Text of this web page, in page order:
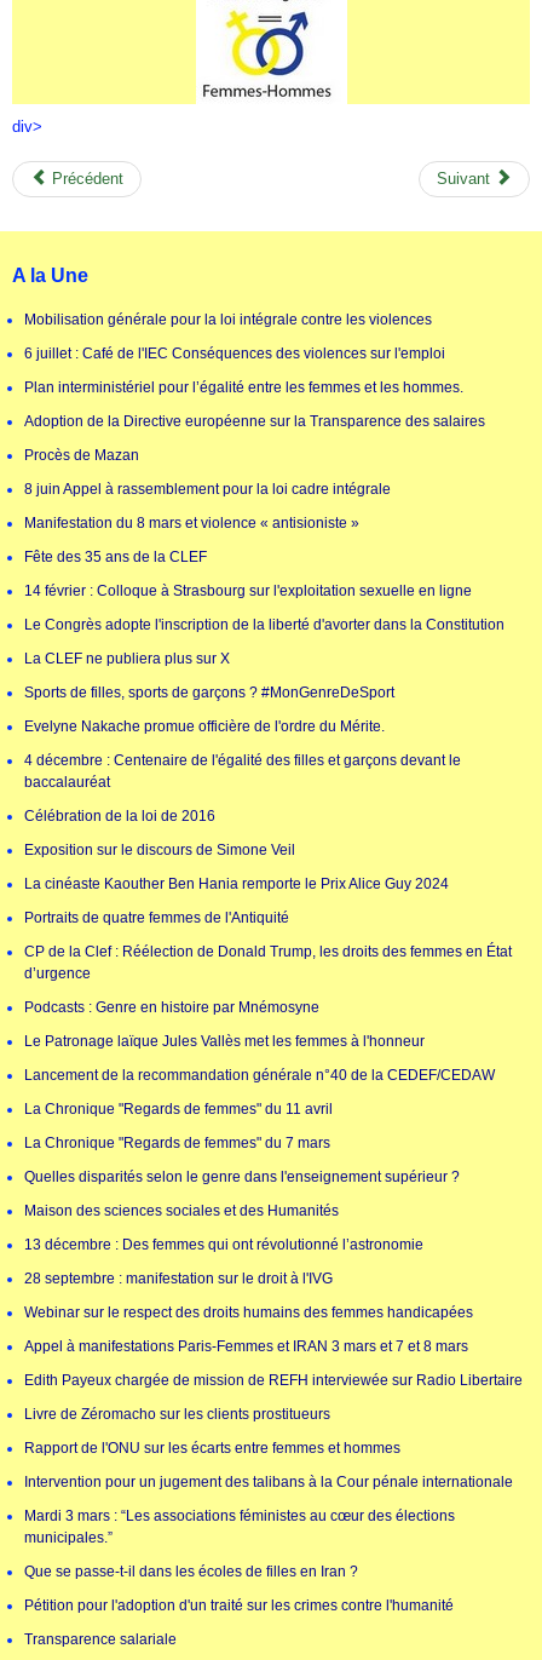
div>
Précédent Suivant
A la Une
Mobilisation générale pour la loi intégrale contre les violences
6 juillet : Café de l'IEC Conséquences des violences sur l'emploi
Plan interministériel pour l’égalité entre les femmes et les hommes.
Adoption de la Directive européenne sur la Transparence des salaires
Procès de Mazan
8 juin Appel à rassemblement pour la loi cadre intégrale
Manifestation du 8 mars et violence « antisioniste »
Fête des 35 ans de la CLEF
14 février : Colloque à Strasbourg sur l'exploitation sexuelle en ligne
Le Congrès adopte l'inscription de la liberté d'avorter dans la Constitution
La CLEF ne publiera plus sur X
Sports de filles, sports de garçons ? #MonGenreDeSport
Evelyne Nakache promue officière de l'ordre du Mérite.
4 décembre : Centenaire de l'égalité des filles et garçons devant le
baccalauréat
Célébration de la loi de 2016
Exposition sur le discours de Simone Veil
La cinéaste Kaouther Ben Hania remporte le Prix Alice Guy 2024
Portraits de quatre femmes de l'Antiquité
CP de la Clef : Réélection de Donald Trump, les droits des femmes en État
d’urgence
Podcasts : Genre en histoire par Mnémosyne
Le Patronage laïque Jules Vallès met les femmes à l'honneur
Lancement de la recommandation générale n°40 de la CEDEF/CEDAW
La Chronique "Regards de femmes" du 11 avril
La Chronique "Regards de femmes" du 7 mars
Quelles disparités selon le genre dans l'enseignement supérieur ?
Maison des sciences sociales et des Humanités
13 décembre : Des femmes qui ont révolutionné l’astronomie
28 septembre : manifestation sur le droit à l'IVG
Webinar sur le respect des droits humains des femmes handicapées
Appel à manifestations Paris-Femmes et IRAN 3 mars et 7 et 8 mars
Edith Payeux chargée de mission de REFH interviewée sur Radio Libertaire
Livre de Zéromacho sur les clients prostitueurs
Rapport de l'ONU sur les écarts entre femmes et hommes
Intervention pour un jugement des talibans à la Cour pénale internationale
Mardi 3 mars : “Les associations féministes au cœur des élections
municipales.”
Que se passe-t-il dans les écoles de filles en Iran ?
Pétition pour l'adoption d'un traité sur les crimes contre l'humanité
Transparence salariale